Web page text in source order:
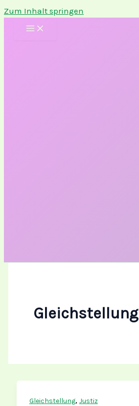
Zum Inhalt springen
Gleichstellung
Gleichstellung, Justiz